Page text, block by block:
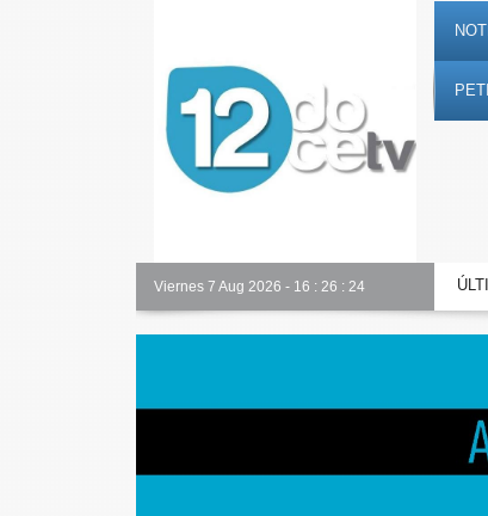
Viernes 7 Aug 2026 - 16 : 26 : 25
Toda la información al instante en 𝟭𝟮𝗲𝗻𝗱𝗶𝗴𝗶𝘁𝗮𝗹.𝗲𝘀